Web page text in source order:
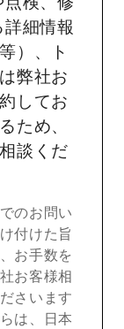
細情報
）、ト
弊社お
してお
ため、
談くだ
のお問い
付けた旨
お手数を
お客様相
さいます
は、日本